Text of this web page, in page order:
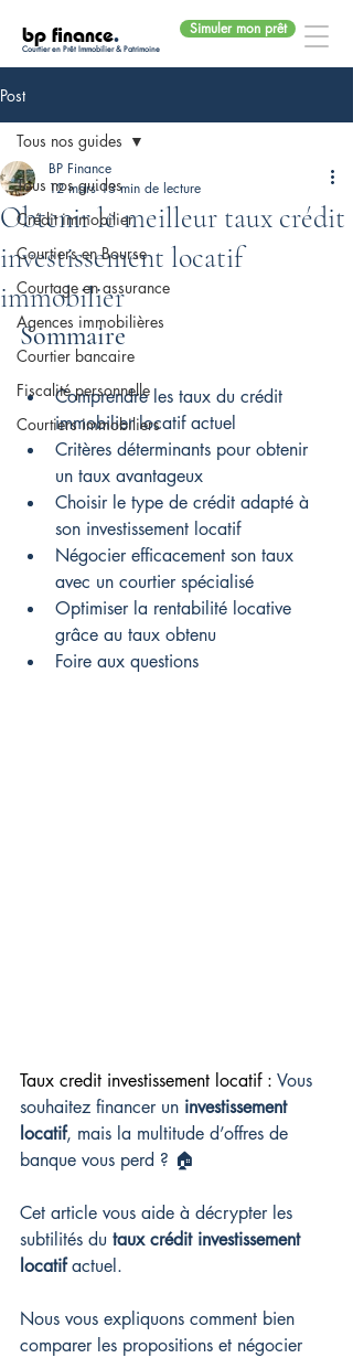
bp finance.
Courtier en Prêt Immobilier & Patrimoine
Simuler mon prêt
Post
Tous nos guides
Crédit immobilier
Courtiers en Bourse
Courtage en assurance
Agences immobilières
Courtier bancaire
Fiscalité personnelle
Courtiers immobiliers
Tous nos guides
Obtenir le meilleur taux crédit
investissement locatif
immobilier
BP Finance
12 mars 13 min de lecture
Sommaire
Comprendre les taux du crédit
immobilier locatif actuel
Critères déterminants pour obtenir
un taux avantageux
Choisir le type de crédit adapté à
son investissement locatif
Négocier efficacement son taux
avec un courtier spécialisé
Optimiser la rentabilité locative
grâce au taux obtenu
Foire aux questions
Taux credit investissement locatif : Vous
souhaitez financer un investissement
locatif, mais la multitude d’offres de
banque vous perd ? 🏠
Cet article vous aide à décrypter les
subtilités du taux crédit investissement
locatif actuel.
Nous vous expliquons comment bien
comparer les propositions et négocier